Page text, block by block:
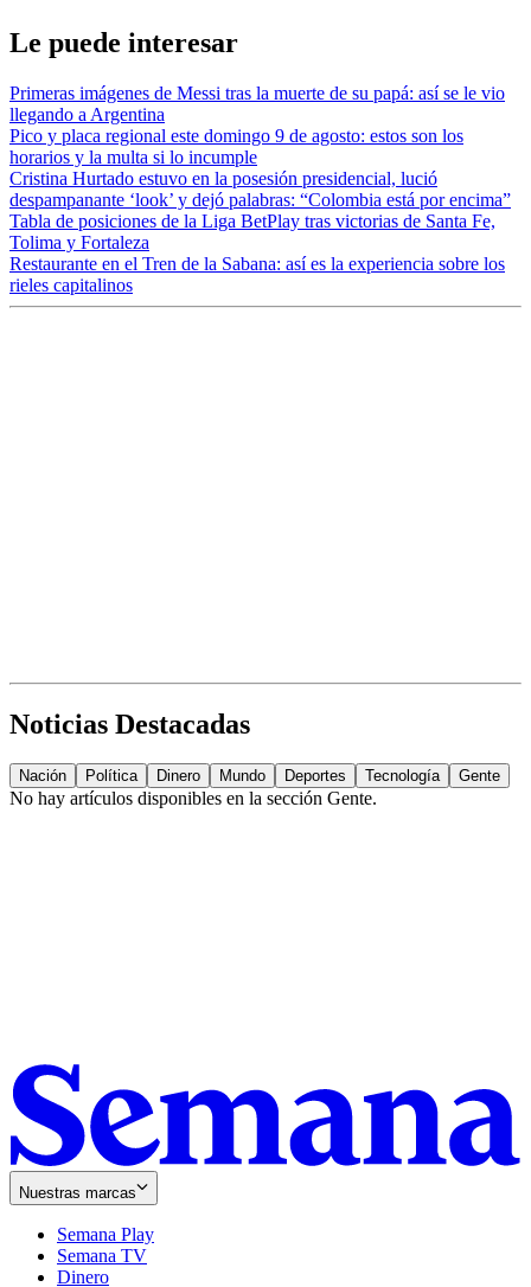
Le puede interesar
Primeras imágenes de Messi tras la muerte de su papá: así se le vio
llegando a Argentina
Pico y placa regional este domingo 9 de agosto: estos son los
horarios y la multa si lo incumple
Cristina Hurtado estuvo en la posesión presidencial, lució
despampanante ‘look’ y dejó palabras: “Colombia está por encima”
Tabla de posiciones de la Liga BetPlay tras victorias de Santa Fe,
Tolima y Fortaleza
Restaurante en el Tren de la Sabana: así es la experiencia sobre los
rieles capitalinos
Noticias Destacadas
Nación Política Dinero Mundo Deportes Tecnología Gente
No hay artículos disponibles en la sección Gente.
Nuestras marcas
Semana Play
Semana TV
Dinero